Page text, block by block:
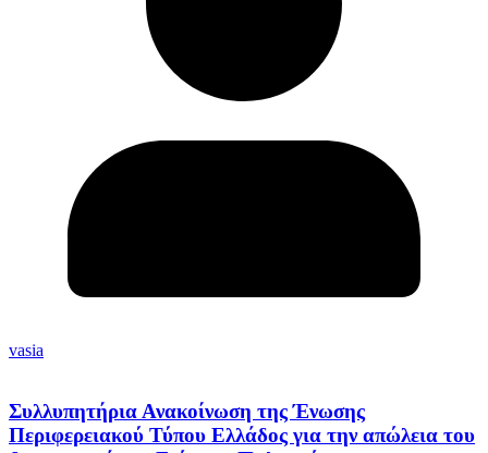
vasia
Συλλυπητήρια Ανακοίνωση της Ένωσης
Περιφερειακού Τύπου Ελλάδος για την απώλεια του